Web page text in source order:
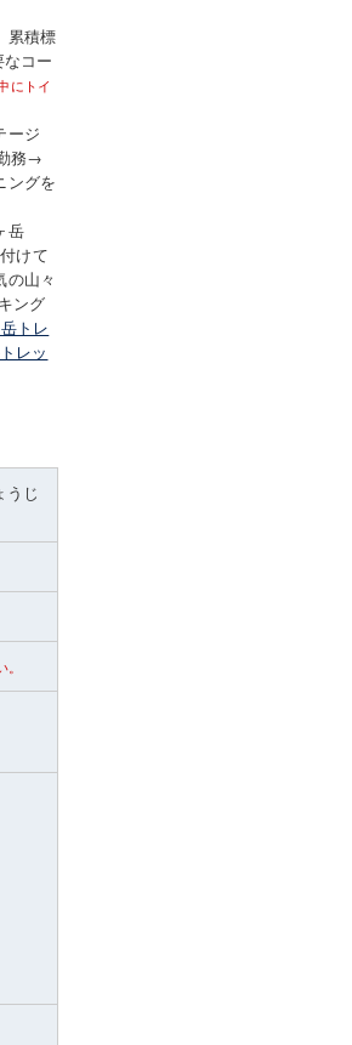
累積標
コー
にトイ
ージ
務→
ングを
岳
けて
の山々
ング
トレ
レッ
じ